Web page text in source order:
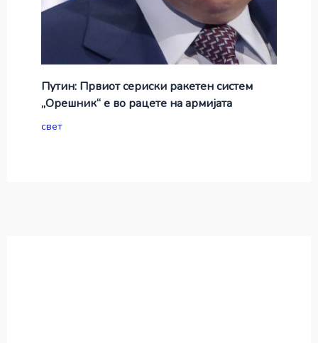
Путин: Првиот сериски ракетен систем
„Орешник“ е во рацете на армијата
свет